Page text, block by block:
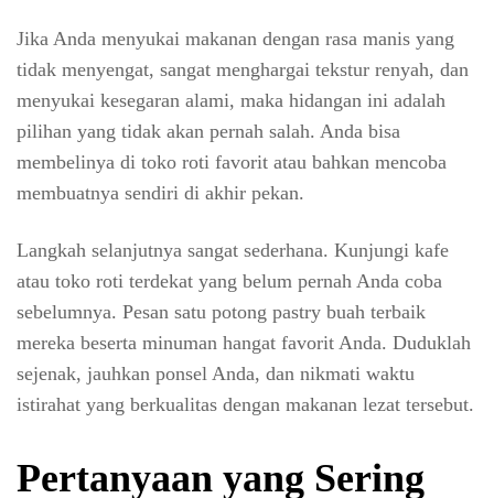
Jika Anda menyukai makanan dengan rasa manis yang
tidak menyengat, sangat menghargai tekstur renyah, dan
menyukai kesegaran alami, maka hidangan ini adalah
pilihan yang tidak akan pernah salah. Anda bisa
membelinya di toko roti favorit atau bahkan mencoba
membuatnya sendiri di akhir pekan.
Langkah selanjutnya sangat sederhana. Kunjungi kafe
atau toko roti terdekat yang belum pernah Anda coba
sebelumnya. Pesan satu potong pastry buah terbaik
mereka beserta minuman hangat favorit Anda. Duduklah
sejenak, jauhkan ponsel Anda, dan nikmati waktu
istirahat yang berkualitas dengan makanan lezat tersebut.
Pertanyaan yang Sering